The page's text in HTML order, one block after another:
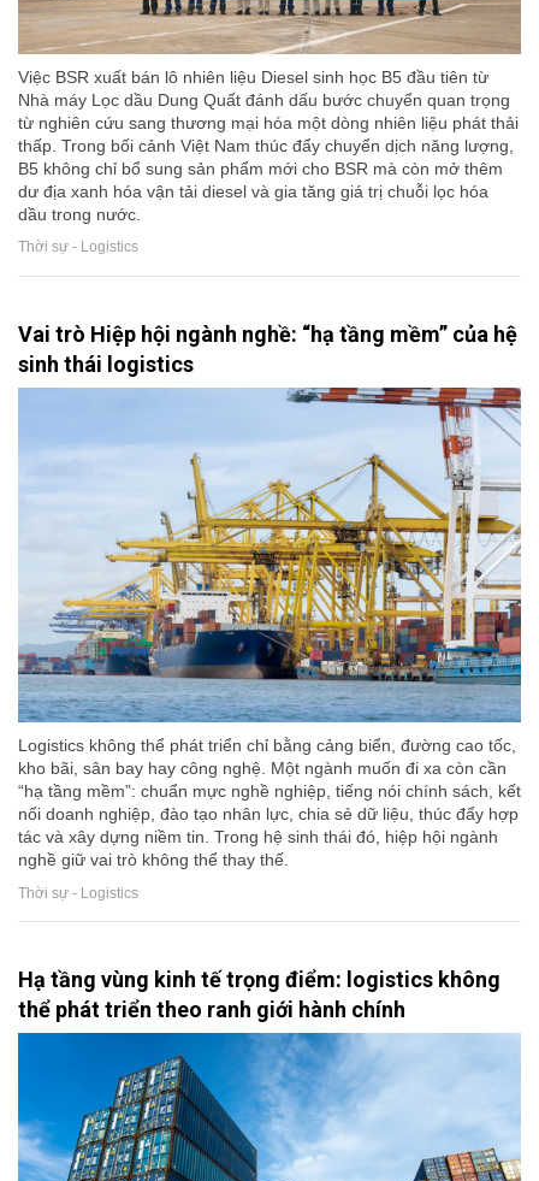
Việc BSR xuất bán lô nhiên liệu Diesel sinh học B5 đầu tiên từ
Nhà máy Lọc dầu Dung Quất đánh dấu bước chuyển quan trọng
từ nghiên cứu sang thương mại hóa một dòng nhiên liệu phát thải
thấp. Trong bối cảnh Việt Nam thúc đẩy chuyển dịch năng lượng,
B5 không chỉ bổ sung sản phẩm mới cho BSR mà còn mở thêm
dư địa xanh hóa vận tải diesel và gia tăng giá trị chuỗi lọc hóa
dầu trong nước.
Thời sự - Logistics
Vai trò Hiệp hội ngành nghề: “hạ tầng mềm” của hệ
sinh thái logistics
Logistics không thể phát triển chỉ bằng cảng biển, đường cao tốc,
kho bãi, sân bay hay công nghệ. Một ngành muốn đi xa còn cần
“hạ tầng mềm”: chuẩn mực nghề nghiệp, tiếng nói chính sách, kết
nối doanh nghiệp, đào tạo nhân lực, chia sẻ dữ liệu, thúc đẩy hợp
tác và xây dựng niềm tin. Trong hệ sinh thái đó, hiệp hội ngành
nghề giữ vai trò không thể thay thế.
Thời sự - Logistics
Hạ tầng vùng kinh tế trọng điểm: logistics không
thể phát triển theo ranh giới hành chính